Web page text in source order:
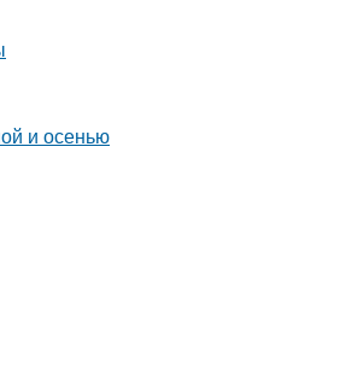
и осенью